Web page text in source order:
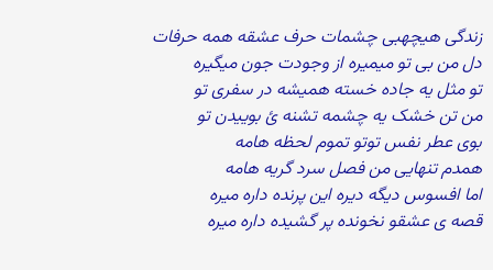
زندگی هیچهبی چشمات حرف عشقه همه حرفات
دل من بی تو میمیره از وجودت جون میگیره
تو مثل یه جاده خسته همیشه در سفری تو
من تن خشک یه چشمه تشنه ئ بوییدن تو
بوی عطر نفس توتو تموم لحظه هامه
همدم تنهایی من فصل سرد گریه هامه
اما افسوس دیگه دیره این پرنده داره میره
قصه ی عشقو نخونده پر گشیده داره میره